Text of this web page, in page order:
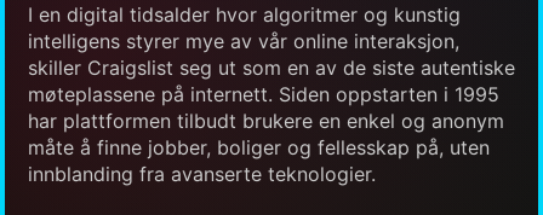
I en digital tidsalder hvor algoritmer og kunstig
intelligens styrer mye av vår online interaksjon,
skiller Craigslist seg ut som en av de siste autentiske
møteplassene på internett. Siden oppstarten i 1995
har plattformen tilbudt brukere en enkel og anonym
måte å finne jobber, boliger og fellesskap på, uten
innblanding fra avanserte teknologier.